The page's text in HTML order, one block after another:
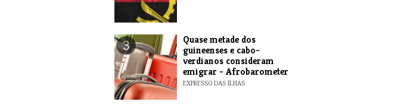
3
Quase metade dos
guineenses e cabo-
verdianos consideram
emigrar - Afrobarometer
EXPRESSO DAS ILHAS